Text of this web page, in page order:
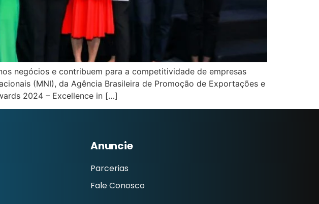
negócios e contribuem para a competitividade de empresas
(MNI), da Agência Brasileira de Promoção de Exportações e
2024 – Excellence in […]
Anuncie
Parcerias
Fale Conosco